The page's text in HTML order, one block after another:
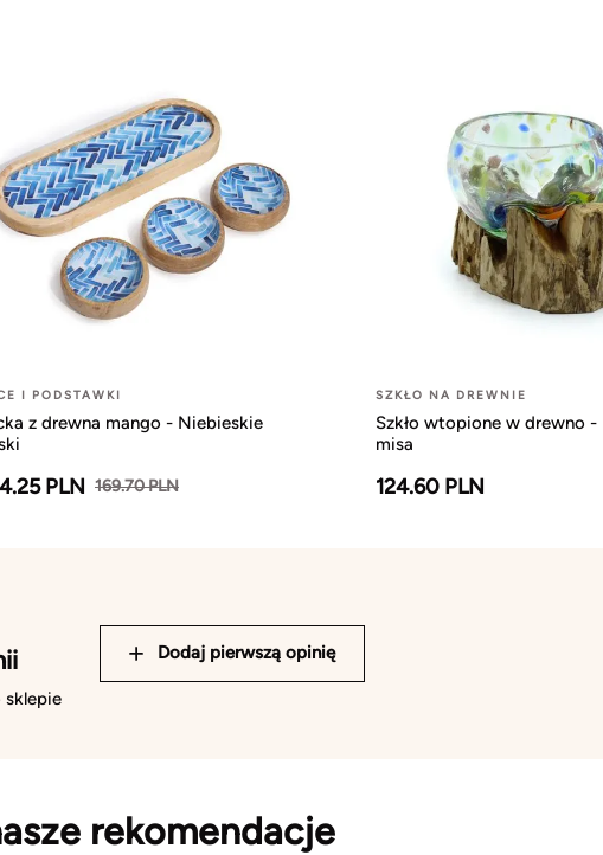
I PODSTAWKI
z drewna mango - Niebieskie
PLN 169.70 PLN
SZKŁO NA DREWNIE
Szkło wtopione w drewno -
misa
124.60 PLN
sklepie
Dodaj pierwszą opinię
rekomendacje